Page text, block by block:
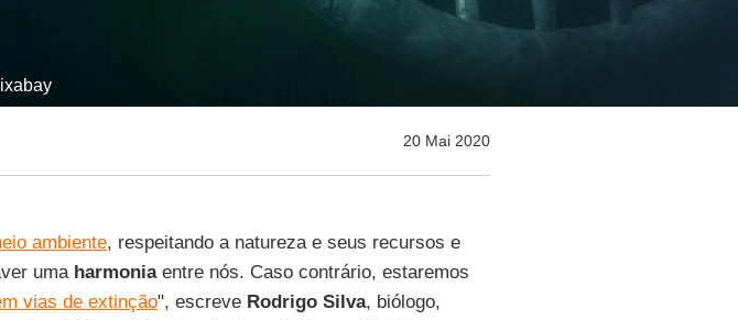
20 Mai 2020
ambiente, respeitando a natureza e seus recursos e
uma harmoniaentre nós. Caso contrário, estaremos
vias de extinção", escreve Rodrigo Silva, biólogo,